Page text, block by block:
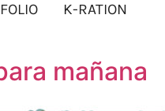
K-RATION
mañana